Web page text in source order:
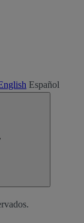
Español